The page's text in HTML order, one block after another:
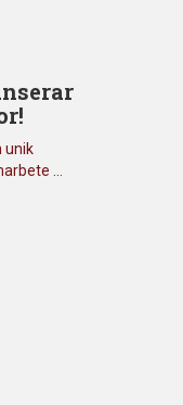
unik
...